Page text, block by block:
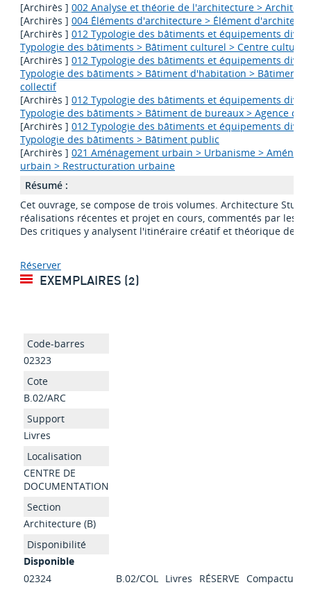
[Archirès ] 002 Analyse et théorie de l'architecture >
[Archirès ] 004 Éléments d'architecture > Élément
[Archirès ] 012 Typologie des bâtiments et équipements
Typologie des bâtiments > Bâtiment culturel > Centre culturel
[Archirès ] 012 Typologie des bâtiments et équipements
Typologie des bâtiments > Bâtiment d'habitation > Bâtiment
collectif
[Archirès ] 012 Typologie des bâtiments et équipements
Typologie des bâtiments > Bâtiment de bureaux > Agence
[Archirès ] 012 Typologie des bâtiments et équipements
Typologie des bâtiments > Bâtiment public
[Archirès ] 021 Aménagement urbain > Urbanisme >
urbain > Restructuration urbaine
Résumé :
Cet ouvrage, se compose de trois volumes. Architecture
réalisations récentes et projet en cours, commentés par les
Des critiques y analysent l'itinéraire créatif et théorique de
Réserver
EXEMPLAIRES (2)
02323
B.02/ARC
Livres
CENTRE DE
DOCUMENTATION
Architecture (B)
Disponible
02324
B.02/COL Livres RÉSERVE Compactus